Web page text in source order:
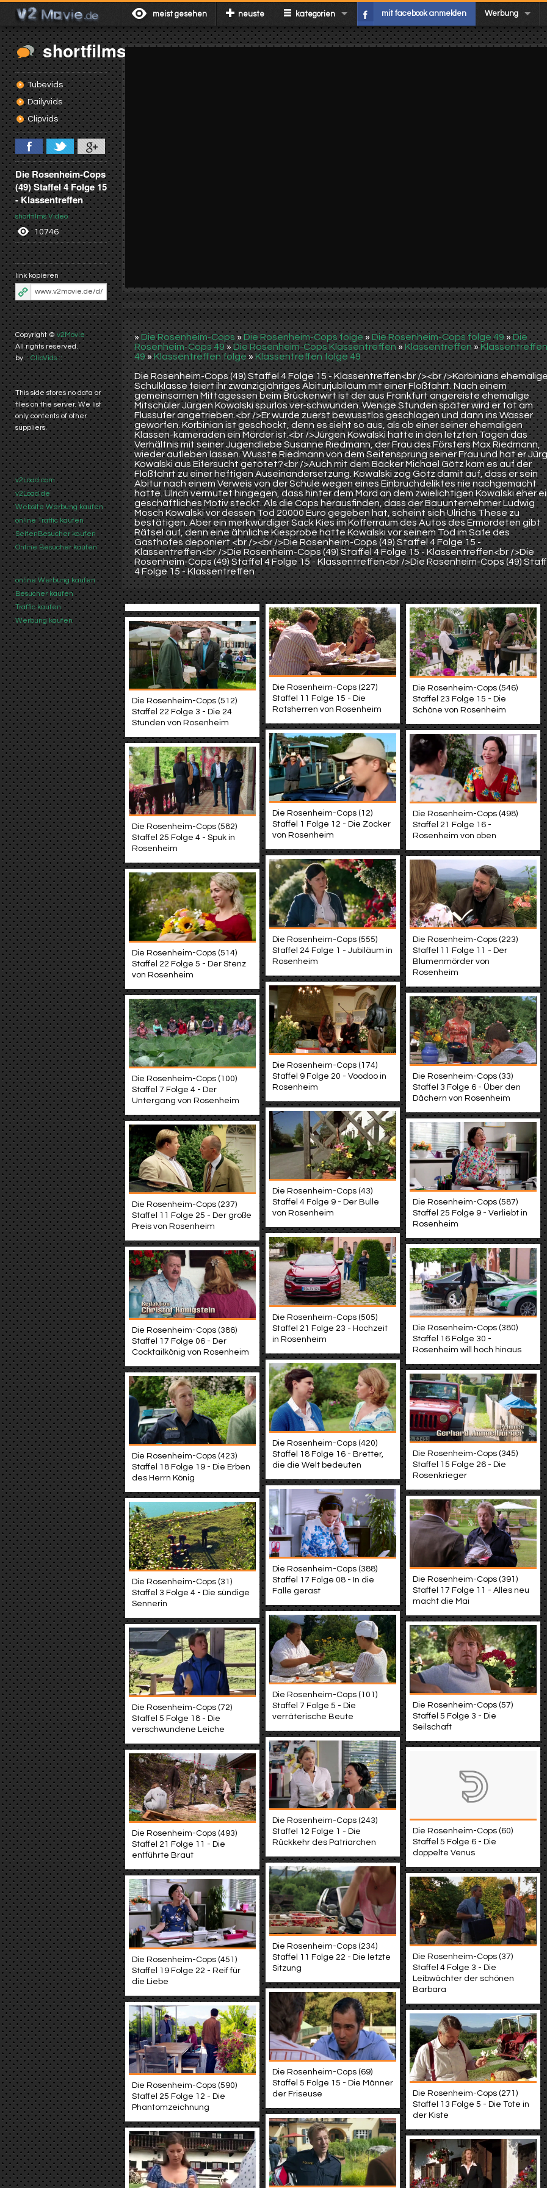
meist gesehen neuste kategorien mit facebook anmelden Werbung
shortfilms
Tubevids
Dailyvids
Clipvids
Die Rosenheim-Cops
(49) Staffel 4 Folge 15
- Klassentreffen
shortfilms Video
10746
link kopieren
Copyright © v2Movie
All rights reserved.
by :: ClipVids ::
This side stores no data or
files on the server. We list
only contents of other
suppliers.
v2Load.com
v2Load.de
Website Werbung kaufen
online Traffic kaufen
SeitenBesucher kaufen
Online Besucher kaufen
online Werbung kaufen
Besucher kaufen
Traffic kaufen
Werbung kaufen
»Die Rosenheim-Cops»Die Rosenheim-Cops folge»Die Rosenheim-Cops folge 49»Die
Rosenheim-Cops 49» Die Rosenheim-Cops Klassentreffen» Klassentreffen»Klassentreffen
49»Klassentreffen folge»Klassentreffen folge 49
Die Rosenheim-Cops (49) Staffel 4 Folge 15 - Klassentreffen<br /><br />Korbinians
Schulklasse feiert ihr zwanzigjähriges Abiturjubiläum mit einer Floßfahrt. Nach einem
gemeinsamen Mittagessen beim Brückenwirt ist der aus Frankfurt angereiste ehemalige
Mitschüler Jürgen Kowalski spurlos ver-schwunden. Wenige Stunden später wird er tot am
Flussufer angetrieben.<br />Er wurde zuerst bewusstlos geschlagen und dann ins Wasser
geworfen. Korbinian ist geschockt, denn es sieht so aus, als ob einer seiner ehemaligen
Klassen-kameraden ein Mörder ist.<br />Jürgen Kowalski hatte in den letzten Tagen das
Verhältnis mit seiner Jugendliebe Susanne Riedmann, der Frau des Försters Max Riedmann,
wieder aufleben lassen. Wusste Riedmann von dem Seitensprung seiner Frau und hat er
Kowalski aus Eifersucht getötet?<br />Auch mit dem Bäcker Michael Götz kam es auf der
Floßfahrt zu einer heftigen Auseinandersetzung. Kowalski zog Götz damit auf, dass er sein
Abitur nach einem Verweis von der Schule wegen eines Einbruchdeliktes nie nachgemacht
hatte. Ulrich vermutet hingegen, dass hinter dem Mord an dem zwielichtigen Kowalski eher
geschäftliches Motiv steckt. Als die Cops herausfinden, dass der Bauunternehmer Ludwig
Mosch Kowalski vor dessen Tod 20000 Euro gegeben hat, scheint sich Ulrichs These zu
bestätigen. Aber ein merkwürdiger Sack Kies im Kofferraum des Autos des Ermordeten gibt
Rätsel auf, denn eine ähnliche Kiesprobe hatte Kowalski vor seinem Tod im Safe des
Gasthofes deponiert.<br /><br />Die Rosenheim-Cops (49) Staffel 4 Folge 15 -
Klassentreffen<br />Die Rosenheim-Cops (49) Staffel 4 Folge 15 - Klassentreffen<br />Die
Rosenheim-Cops (49) Staffel 4 Folge 15 - Klassentreffen<br />Die Rosenheim-Cops (49)
4 Folge 15 - Klassentreffen
Die Rosenheim-Cops (227)
Staffel 11 Folge 15 - Die
Ratsherren von Rosenheim
Die Rosenheim-Cops (546)
Staffel 23 Folge 15 - Die
Schöne von Rosenheim
Die Rosenheim-Cops (512)
Staffel 22 Folge 3 - Die 24
Stunden von Rosenheim
Die Rosenheim-Cops (12)
Staffel 1 Folge 12 - Die Zocker
von Rosenheim
Die Rosenheim-Cops (498)
Staffel 21 Folge 16 -
Rosenheim von oben
Die Rosenheim-Cops (582)
Staffel 25 Folge 4 - Spuk in
Rosenheim
Die Rosenheim-Cops (555)
Staffel 24 Folge 1 - Jubiläum in
Rosenheim
Die Rosenheim-Cops (223)
Staffel 11 Folge 11 - Der
Blumenmörder von
Rosenheim
Die Rosenheim-Cops (514)
Staffel 22 Folge 5 - Der Stenz
von Rosenheim
Die Rosenheim-Cops (174)
Staffel 9 Folge 20 - Voodoo in
Rosenheim
Die Rosenheim-Cops (33)
Staffel 3 Folge 6 - Über den
Dächern von Rosenheim
Die Rosenheim-Cops (100)
Staffel 7 Folge 4 - Der
Untergang von Rosenheim
Die Rosenheim-Cops (43)
Staffel 4 Folge 9 - Der Bulle
von Rosenheim
Die Rosenheim-Cops (587)
Staffel 25 Folge 9 - Verliebt in
Rosenheim
Die Rosenheim-Cops (237)
Staffel 11 Folge 25 - Der große
Preis von Rosenheim
Die Rosenheim-Cops (505)
Staffel 21 Folge 23 - Hochzeit
in Rosenheim
Die Rosenheim-Cops (380)
Staffel 16 Folge 30 -
Rosenheim will hoch hinaus
Die Rosenheim-Cops (386)
Staffel 17 Folge 06 - Der
Cocktailkönig von Rosenheim
Die Rosenheim-Cops (420)
Staffel 18 Folge 16 - Bretter,
die die Welt bedeuten
Die Rosenheim-Cops (345)
Staffel 15 Folge 26 - Die
Rosenkrieger
Die Rosenheim-Cops (423)
Staffel 18 Folge 19 - Die Erben
des Herrn König
Die Rosenheim-Cops (388)
Staffel 17 Folge 08 - In die
Falle gerast
Die Rosenheim-Cops (391)
Staffel 17 Folge 11 - Alles neu
macht die Mai
Die Rosenheim-Cops (31)
Staffel 3 Folge 4 - Die sündige
Sennerin
Die Rosenheim-Cops (101)
Staffel 7 Folge 5 - Die
verräterische Beute
Die Rosenheim-Cops (57)
Staffel 5 Folge 3 - Die
Seilschaft
Die Rosenheim-Cops (72)
Staffel 5 Folge 18 - Die
verschwundene Leiche
Die Rosenheim-Cops (243)
Staffel 12 Folge 1 - Die
Rückkehr des Patriarchen
Die Rosenheim-Cops (60)
Staffel 5 Folge 6 - Die
doppelte Venus
Die Rosenheim-Cops (493)
Staffel 21 Folge 11 - Die
entführte Braut
Die Rosenheim-Cops (234)
Staffel 11 Folge 22 - Die letzte
Sitzung
Die Rosenheim-Cops (37)
Staffel 4 Folge 3 - Die
Leibwächter der schönen
Barbara
Die Rosenheim-Cops (451)
Staffel 19 Folge 22 - Reif für
die Liebe
Die Rosenheim-Cops (69)
Staffel 5 Folge 15 - Die Männer
der Friseuse
Die Rosenheim-Cops (590)
Staffel 25 Folge 12 - Die
Phantomzeichnung
Die Rosenheim-Cops (271)
Staffel 13 Folge 5 - Die Tote in
der Kiste